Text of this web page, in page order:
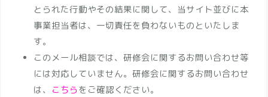
とられた行動やその結果に関して、当サイト並びに本
事業担当者は、一切責任を負わないものといたしま
す。
このメール相談では、研修会に関するお問い合わせ等
には対応していません。研修会に関するお問い合わせ
は、 こちらをご確認ください。